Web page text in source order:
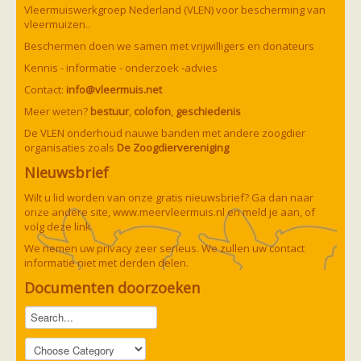
Vleermuizen in de tuin
Aankondiging activiteiten
Ik ben op zoek naar een detector
Ecologie en soorten
Hoe vleermuizen leven
Voedsel en jagen
Verblijfplaatsen
Echolocatie
Soorten
Baardvleermuis
Bechsteins vleermuis
Bosvleermuis
Brandt's vleermuis
Bruine of gewone grootoorvleermuis
Franjestaart
Gewone dwergvleermuis
Grijze grootoorvleermuis
Grote rosse vleermuis
Ingekorven vleermuis
Kleine en grote hoefijzerneus
Laatvlieger
Meervleermuis
Noordse vleermuis
Rosse vleermuis
Paul van Hoof
Vleermuiswerkgroep Nederland (VLEN) voor bescherming van
vleermuizen..
Beschermen doen we samen met vrijwilligers en donateurs
Kennis - informatie - onderzoek -advies
Contact: info@vleermuis.net
Meer weten? bestuur, colofon, geschiedenis
De VLEN onderhoud nauwe banden met andere zoogdier
organisaties zoals De Zoogdiervereniging
Nieuwsbrief
Wilt u lid worden van onze gratis nieuwsbrief? Ga dan naar
onze andere site,www.meervleermuis.nlen meld je aan, of
volg deze link
We nemen uw privacy zeer serieus. We zullen uw contact
informatie niet met derden delen.
Documenten doorzoeken